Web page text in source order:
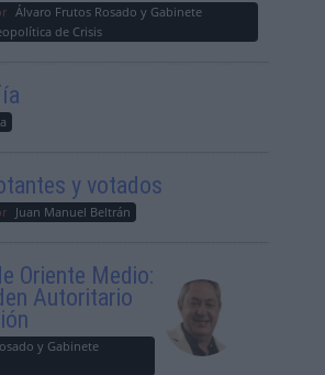
Álvaro Frutos Rosado y Gabinete
de Crisis
y votados
Juan Manuel Beltrán
Oriente Medio:
Autoritario
y Gabinete